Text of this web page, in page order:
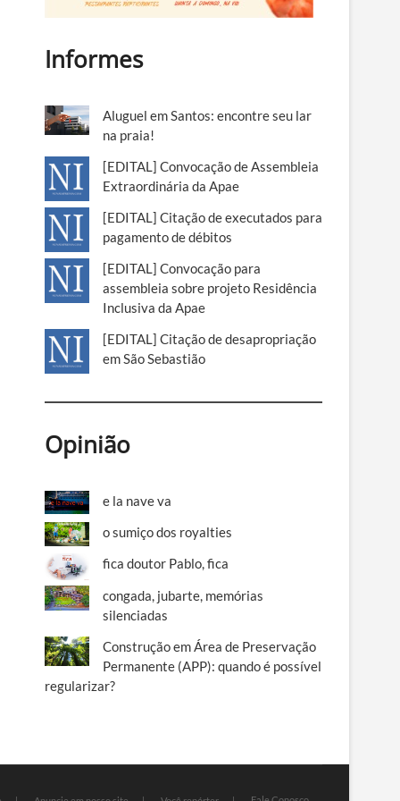
Informes
Aluguel em Santos: encontre seu lar
na praia!
[EDITAL] Convocação de Assembleia
Extraordinária da Apae
[EDITAL] Citação de executados para
pagamento de débitos
[EDITAL] Convocação para
assembleia sobre projeto Residência
Inclusiva da Apae
[EDITAL] Citação de desapropriação
em São Sebastião
Opinião
e la nave va
o sumiço dos royalties
fica doutor Pablo, fica
congada, jubarte, memórias
silenciadas
Construção em Área de Preservação
Permanente (APP): quando é possível
regularizar?